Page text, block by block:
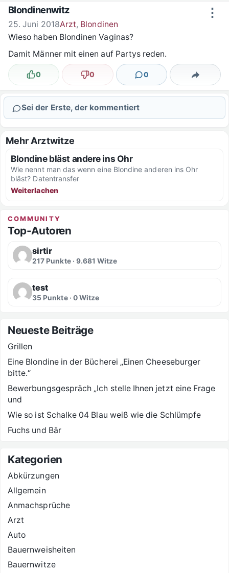
Zum Inhalt springen ⋮
Blondinenwitz
25. Juni 2018Arzt, Blondinen
Wieso haben Blondinen Vaginas?
Damit Männer mit einen auf Partys reden.
Lustig
0 Nicht lustig
0 0
Kommentare Teilen
Sei der Erste, der kommentiert
Mehr Arztwitze
Blondine bläst andere ins Ohr
Wie nennt man das wenn eine Blondine anderen ins Ohr
bläst? Datentransfer
Weiterlachen
COMMUNITY
Top-Autoren
sirtir
217 Punkte · 9.681 Witze
test
35 Punkte · 0 Witze
Neueste Beiträge
Grillen
Eine Blondine in der Bücherei „Einen Cheeseburger
bitte.“
Bewerbungsgespräch „Ich stelle Ihnen jetzt eine Frage
und
Wie so ist Schalke 04 Blau weiß wie die Schlümpfe
Fuchs und Bär
Kategorien
Abkürzungen
Allgemein
Anmachsprüche
Arzt
Auto
Bauernweisheiten
Bauernwitze